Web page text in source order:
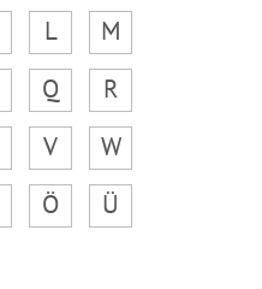
L
M
Q
R
V
W
Ö
Ü